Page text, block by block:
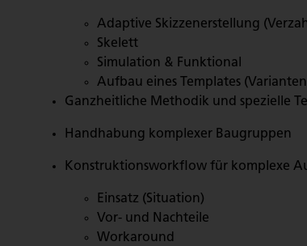
Adaptive Skizzenerstellung
Skelett
Simulation & Funktional
Aufbau eines Templates
Ganzheitliche Methodik und spezielle
Handhabung komplexer Baugruppen
Konstruktionsworkflow für komplexe
Einsatz (Situation)
Vor- und Nachteile
Workaround